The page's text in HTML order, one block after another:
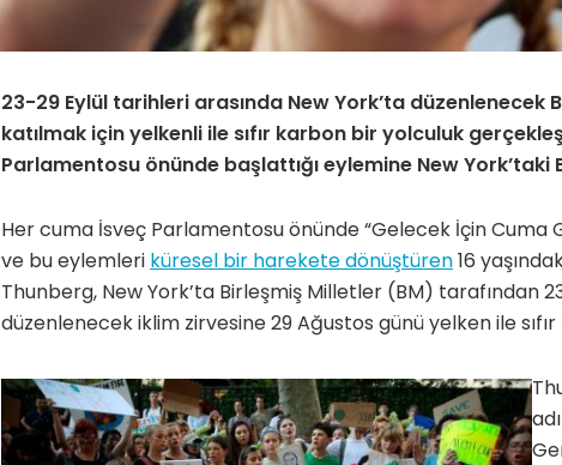
23-29 Eylül tarihleri arasında New York’ta düzenlenecek
katılmak için yelkenli ile sıfır karbon bir yolculuk
Parlamentosu önünde başlattığı eylemine New
Her cuma İsveç Parlamentosu önünde “Gelecek İçin Cuma
ve bu eylemleri küresel bir harekete dönüştüren16
Thunberg, New York’ta Birleşmiş Milletler (BM) tarafından
düzenlenecek iklim zirvesine 29 Ağustos günü yelken ile